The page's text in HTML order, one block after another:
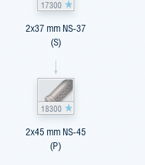
17300
2x37 mm NS-37
(S)
18300
2x45 mm NS-45
(P)